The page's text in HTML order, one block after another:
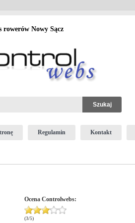
rowerów Nowy Sącz
Regulamin Kontakt
Ocena Controlwebs:
(3/5)